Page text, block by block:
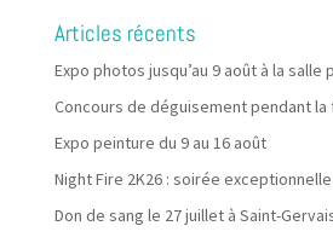
Articles récents
Expo photos jusqu’au 9 août à la salle
Concours de déguisement pendant
Expo peinture du 9 au 16 août
Night Fire 2K26 : soirée
Don de sang le 27 juillet à Saint-